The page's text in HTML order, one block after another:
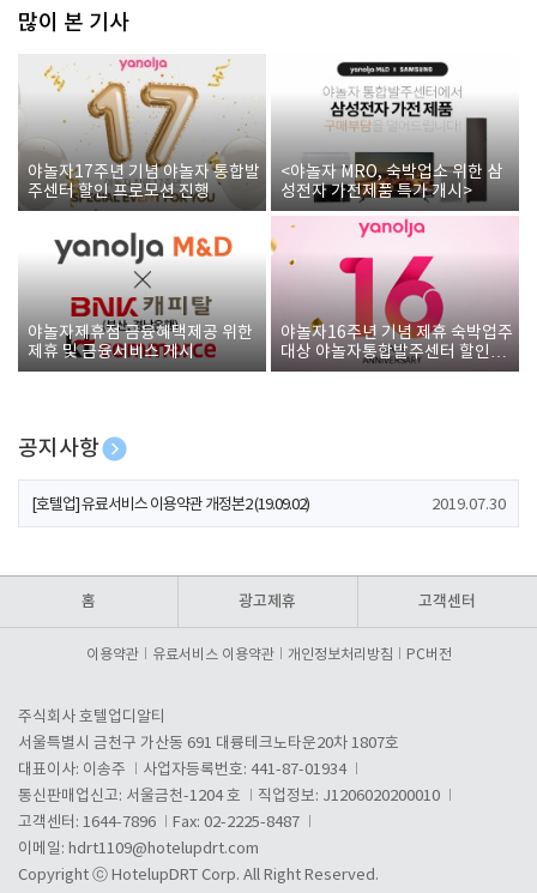
많이 본 기사
야놀자17주년 기념 야놀자 통합발
주센터 할인 프로모션 진행
<야놀자 MRO, 숙박업소 위한 삼
성전자 가전제품 특가 개시>
야놀자제휴점 금융혜택제공 위한
제휴 및 금융서비스 게시
야놀자16주년 기념 제휴 숙박업주
대상 야놀자통합발주센터 할인쿠
폰 증정
공지사항
[호텔업] 개인정보 처리방침 개정본1 (19.09.02)
[호텔업] 유료서비스 이용약관 개정본2 (19.09.02) 2019.07.30
홈 광고제휴 고객센터
이용약관 유료서비스 이용약관 개인정보처리방침 PC버전
주식회사 호텔업디알티
서울특별시 금천구 가산동 691 대륭테크노타운20차 1807호
대표이사: 이송주
사업자등록번호: 441-87-01934
통신판매업신고: 서울금천-1204 호
직업정보: J1206020200010
고객센터: 1644-7896
Fax: 02-2225-8487
이메일: hdrt1109@hotelupdrt.com
Copyright ⓒ HotelupDRT Corp. All Right Reserved.